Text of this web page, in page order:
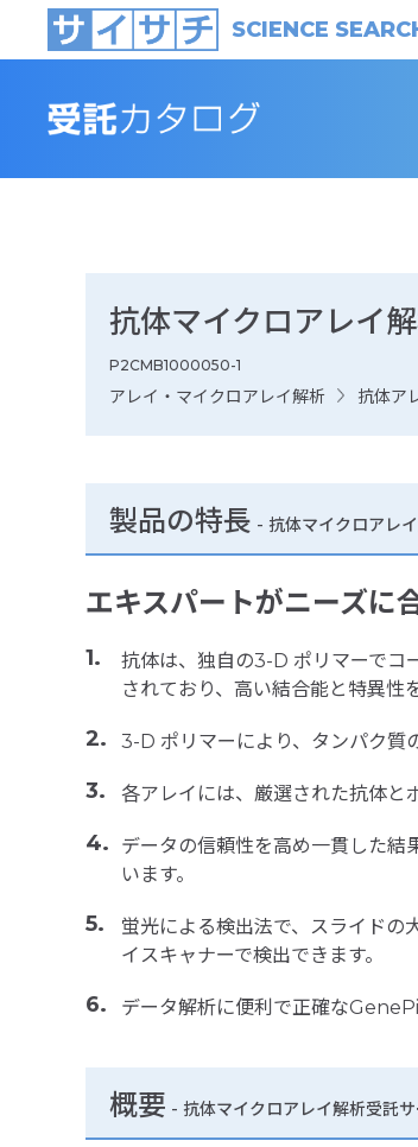
SCIENCE
抗体マイクロアレイ
P2CMB1000050-1
アレイ・マイクロアレイ解析 抗体ア
製品の特長 - 抗体マイクロアレ
エキスパートがニーズに
抗体は、独自の3-D ポリマーでコ
されており、高い結合能と特異性
3-D ポリマーにより、タンパク質
各アレイには、厳選された抗体と
データの信頼性を高め一貫した結
います。
蛍光による検出法で、スライドの
イスキャナーで検出できます。
データ解析に便利で正確な
概要 - 抗体マイクロアレイ解析受託